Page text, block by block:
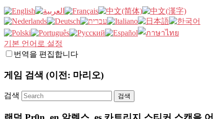
기본 언어로 설정
번역을 편집합니다
게임 검색 (이전: 마리오)
검색